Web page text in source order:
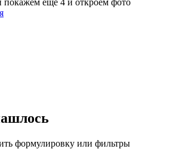
формулировку или фильтры